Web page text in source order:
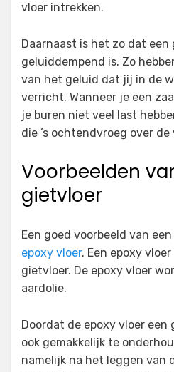
vloer intrekken.
Daarnaast is het zo dat een
geluiddempend is. Zo
van het geluid dat jij in de
verricht. Wanneer je een
je buren niet veel last
die ’s ochtendvroeg over
Voorbeelden
gietvloer
Een goed voorbeeld van
epoxy vloer. Een epoxy
gietvloer. De epoxy vloer
aardolie.
Doordat de epoxy vloer een
ook gemakkelijk te
namelijk na het leggen van